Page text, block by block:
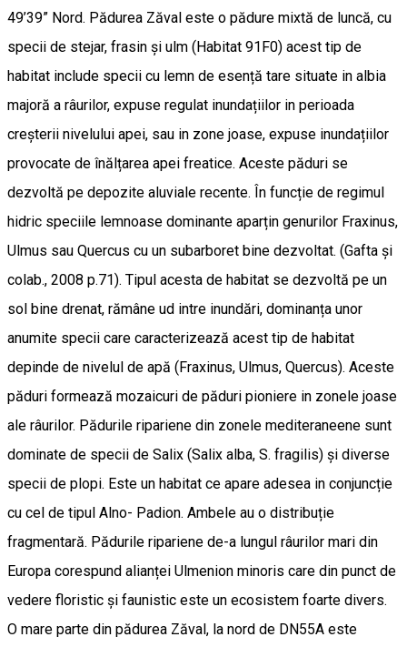
49’39” Nord. Pădurea Zăval este o pădure mixtă de luncă, cu
specii de stejar, frasin și ulm (Habitat 91F0) acest tip de
habitat include specii cu lemn de esență tare situate in albia
majoră a râurilor, expuse regulat inundațiilor in perioada
creșterii nivelului apei, sau in zone joase, expuse inundațiilor
provocate de înălțarea apei freatice. Aceste păduri se
dezvoltă pe depozite aluviale recente. În funcție de regimul
hidric speciile lemnoase dominante aparțin genurilor Fraxinus,
Ulmus sau Quercus cu un subarboret bine dezvoltat. (Gafta și
colab., 2008 p.71). Tipul acesta de habitat se dezvoltă pe un
sol bine drenat, rămâne ud intre inundări, dominanța unor
anumite specii care caracterizează acest tip de habitat
depinde de nivelul de apă (Fraxinus, Ulmus, Quercus). Aceste
păduri formează mozaicuri de păduri pioniere in zonele joase
ale râurilor. Pădurile ripariene din zonele mediteraneene sunt
dominate de specii de Salix (Salix alba, S. fragilis) și diverse
specii de plopi. Este un habitat ce apare adesea in conjuncție
cu cel de tipul Alno- Padion. Ambele au o distribuție
fragmentară. Pădurile ripariene de-a lungul râurilor mari din
Europa corespund alianței Ulmenion minoris care din punct de
vedere floristic și faunistic este un ecosistem foarte divers.
O mare parte din pădurea Zăval, la nord de DN55A este